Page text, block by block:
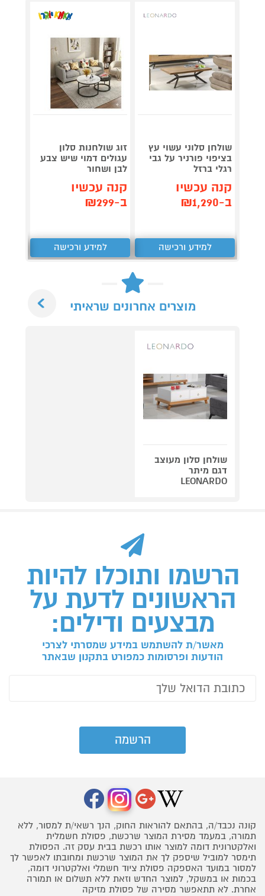
שולחן סלוני עשוי עץ
בציפוי פורניר על גבי
רגלי ברזל
קנה עכשיו
ב-₪1,290
למידע ורכישה
זוג שולחנות סלון
עגולים דמוי שיש צבע
לבן ושחור
קנה עכשיו
ב-₪299
למידע ורכישה
מוצרים אחרונים שראיתי
שולחן סלון מעוצב
דגם מיתר
LEONARDO
הרשמו ותוכלו להיות
הראשונים לדעת על
מבצעים ודילים:
מאשר/ת להשתמש במידע שמסרתי לצרכי
הודעות ופרסומות כמפורט בתקנון שבאתר
קונה נכבד/ה, בהתאם להוראות החוק, הנך רשאי/ת למסור, ללא
תמורה, במעמד מסירת המוצר שרכשת, פסולת חשמלית
ואלקטרונית דומה למוצר אותו רכשת בבית עסק זה. הפסולת
תימסר למוביל שיספק לך את המוצר שרכשת ומחובתו לאפשר לך
למסור במועד האספקה פסולת ציוד חשמלי ואלקטרוני דומה,
בכמות או במשקל, למוצר החדש וזאת ללא תשלום או תמורה
אחרת. לא תתאפשר מסירה של פסולת מזיקה